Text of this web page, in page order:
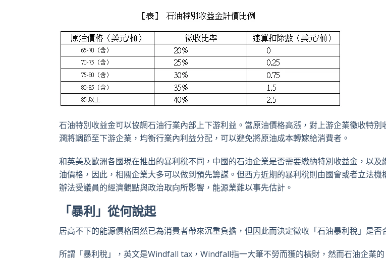
石油特別收益金可以協調石油行業內部上下游利益。當原油價格高漲，對上游企業徵收特別
潤將調節至下游企業，均衡行業內利益分配，可以避免將原油成本轉嫁給消費者。
和英美及歐洲各國現在推出的暴利稅不同，中國的石油企業是否需要繳納特別收益金，以及
油價格，因此，相關企業大多可以做到預先籌謀。但西方近期的暴利稅則由國會或者立法
辦法受議員的經濟觀點與政治取向所影響，能源業難以事先估計。
「暴利」從何說起
居高不下的能源價格固然已為消費者帶來沉重負擔，但因此而決定徵收「石油暴利稅」是否
所謂「暴利稅」，英文是Windfall tax，Windfall指一大筆不勞而獲的橫財，然而石油企業